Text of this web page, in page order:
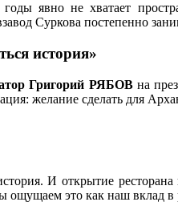
явно не хватает
Суркова постепенно
история»
Григорий РЯБОВна
желание сделать для
история. И открытие
ощущаем это как наш вклад